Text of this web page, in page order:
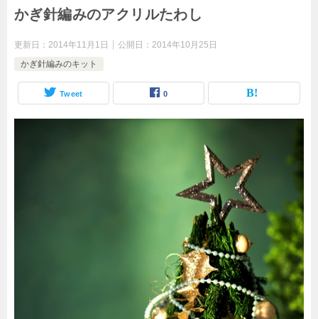
かぎ針編みのアクリルたわし
更新日： 2014年11月1日 公開日： 2014年10月25日
かぎ針編みのキット
Tweet 0